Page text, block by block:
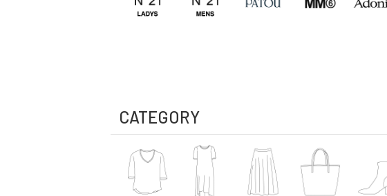
CATEGORY